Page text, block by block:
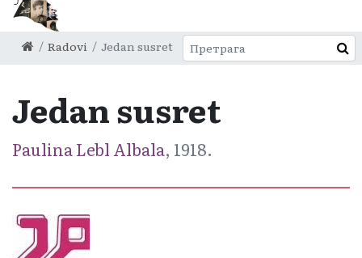
Radovi Jedan susret
Jedan susret
Paulina Lebl Albala, 1918.